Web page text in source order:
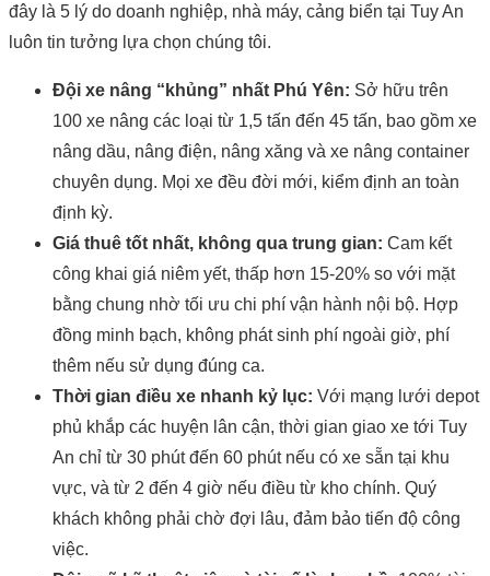
đây là 5 lý do doanh nghiệp, nhà máy, cảng biển tại Tuy An
luôn tin tưởng lựa chọn chúng tôi.
Đội xe nâng “khủng” nhất Phú Yên: Sở hữu trên
100 xe nâng các loại từ 1,5 tấn đến 45 tấn, bao gồm xe
nâng dầu, nâng điện, nâng xăng và xe nâng container
chuyên dụng. Mọi xe đều đời mới, kiểm định an toàn
định kỳ.
Giá thuê tốt nhất, không qua trung gian: Cam kết
công khai giá niêm yết, thấp hơn 15-20% so với mặt
bằng chung nhờ tối ưu chi phí vận hành nội bộ. Hợp
đồng minh bạch, không phát sinh phí ngoài giờ, phí
thêm nếu sử dụng đúng ca.
Thời gian điều xe nhanh kỷ lục: Với mạng lưới depot
phủ khắp các huyện lân cận, thời gian giao xe tới Tuy
An chỉ từ 30 phút đến 60 phút nếu có xe sẵn tại khu
vực, và từ 2 đến 4 giờ nếu điều từ kho chính. Quý
khách không phải chờ đợi lâu, đảm bảo tiến độ công
việc.